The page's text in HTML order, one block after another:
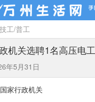
技工/普工
机关选聘1名高压电工
年5月31日
家行政机关